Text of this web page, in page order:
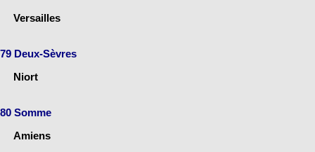
Versailles
79 Deux-Sèvres
Niort
80 Somme
Amiens